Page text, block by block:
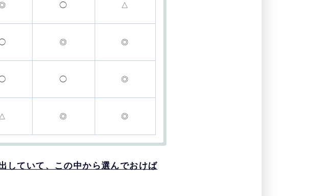
◯ △
◎ ◎
◯ ◎
△ ◎ ◎
していて、この中から選んでおけば